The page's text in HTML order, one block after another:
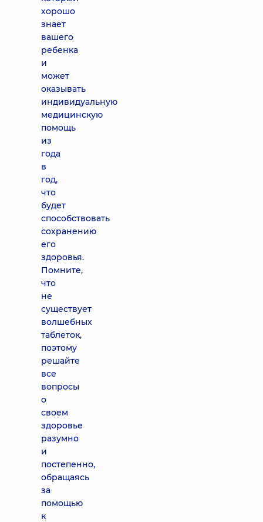
хорошо
знает
вашего
ребенка
и
может
оказывать
индивидуальную
медицинскую
помощь
из
года
в
год,
что
будет
способствовать
сохранению
его
здоровья.
Помните,
что
не
существует
волшебных
таблеток,
поэтому
решайте
все
вопросы
о
своем
здоровье
разумно
и
постепенно,
обращаясь
за
помощью
к